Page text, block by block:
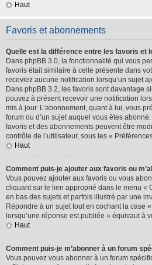
Haut
Favoris et abonnements
Quelle est la différence entre les favoris et
Dans phpBB 3.0, la fonctionnalité qui vous
favoris était similaire à celle présente dans
receviez aucune notification lorsqu’un sujet
Dans phpBB 3.2, les favoris sont davantage
pouvez à présent recevoir une notification
mis à jour. L’abonnement, quant à lui, vous
forum ou d’un sujet auquel vous êtes
favoris et des abonnements peuvent être
contrôle de l’utilisateur, sous les «
Haut
Comment puis-je ajouter aux favoris ou
Vous pouvez ajouter aux favoris ou vous
cliquant sur le lien approprié dans le menu «
en bas des sujets et parfois illustré par une
Répondre à un sujet tout en cochant la case
lorsqu’une réponse est publiée » équivaut à
Haut
Comment puis-je m’abonner à un forum
Vous pouvez vous abonner à un forum